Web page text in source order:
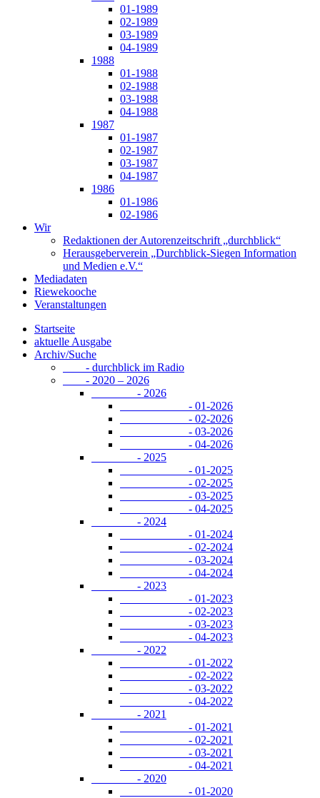
01-1989
02-1989
03-1989
04-1989
1988
01-1988
02-1988
03-1988
04-1988
1987
01-1987
02-1987
03-1987
04-1987
1986
01-1986
02-1986
Wir
Redaktionen der Autorenzeitschrift „durchblick“
Herausgeberverein „Durchblick-Siegen Information
und Medien e.V.“
Mediadaten
Riewekooche
Veranstaltungen
Startseite
aktuelle Ausgabe
Archiv/Suche
- durchblick im Radio
- 2020 – 2026
- 2026
- 01-2026
- 02-2026
- 03-2026
- 04-2026
- 2025
- 01-2025
- 02-2025
- 03-2025
- 04-2025
- 2024
- 01-2024
- 02-2024
- 03-2024
- 04-2024
- 2023
- 01-2023
- 02-2023
- 03-2023
- 04-2023
- 2022
- 01-2022
- 02-2022
- 03-2022
- 04-2022
- 2021
- 01-2021
- 02-2021
- 03-2021
- 04-2021
- 2020
- 01-2020